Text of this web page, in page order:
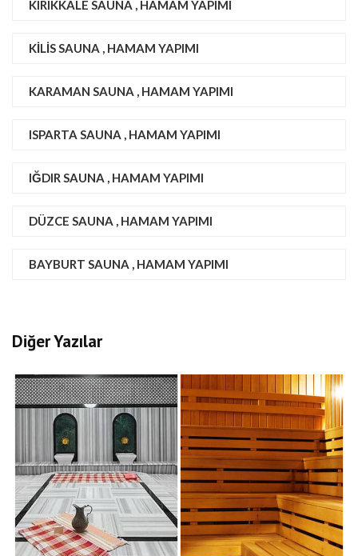
KIRIKKALE SAUNA , HAMAM YAPIMI
KILIS SAUNA , HAMAM YAPIMI
KARAMAN SAUNA , HAMAM YAPIMI
ISPARTA SAUNA , HAMAM YAPIMI
IĞDIR SAUNA , HAMAM YAPIMI
DÜZCE SAUNA , HAMAM YAPIMI
BAYBURT SAUNA , HAMAM YAPIMI
Diğer Yazılar